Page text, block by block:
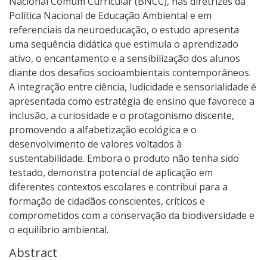
Política Nacional de Educação Ambiental e em
referenciais da neuroeducação, o estudo apresenta
uma sequência didática que estimula o aprendizado
ativo, o encantamento e a sensibilização dos alunos
diante dos desafios socioambientais contemporâneos.
A integração entre ciência, ludicidade e sensorialidade é
apresentada como estratégia de ensino que favorece a
inclusão, a curiosidade e o protagonismo discente,
promovendo a alfabetização ecológica e o
desenvolvimento de valores voltados à
sustentabilidade. Embora o produto não tenha sido
testado, demonstra potencial de aplicação em
diferentes contextos escolares e contribui para a
formação de cidadãos conscientes, críticos e
comprometidos com a conservação da biodiversidade e
o equilíbrio ambiental.
Abstract